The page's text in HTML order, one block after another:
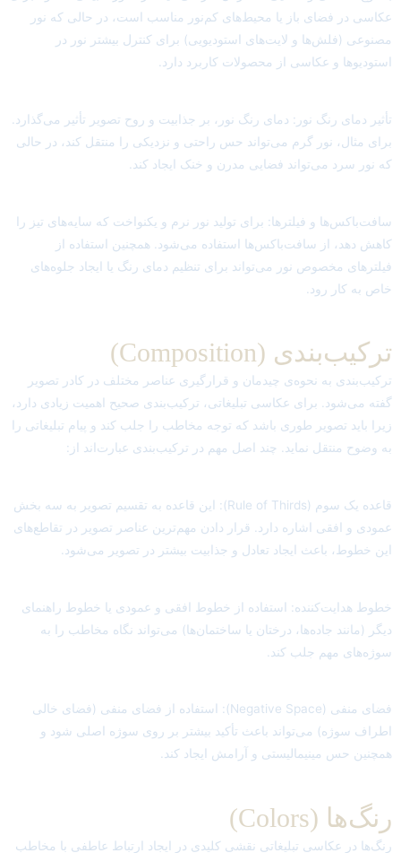
عکاسی در فضای باز یا محیط‌های کم‌نور مناسب است، در حالی که نور
مصنوعی (فلش‌ها و لایت‌های استودیویی) برای کنترل بیشتر نور در
استودیوها و عکاسی از محصولات کاربرد دارد.
تأثیر دمای رنگ نور: دمای رنگ نور، بر جذابیت و روح تصویر تأثیر می‌گذارد.
برای مثال، نور گرم می‌تواند حس راحتی و نزدیکی را منتقل کند، در حالی
که نور سرد می‌تواند فضایی مدرن و خنک ایجاد کند.
سافت‌باکس‌ها و فیلترها: برای تولید نور نرم و یکنواخت که سایه‌های تیز را
کاهش دهد، از سافت‌باکس‌ها استفاده می‌شود. همچنین استفاده از
فیلترهای مخصوص نور می‌تواند برای تنظیم دمای رنگ یا ایجاد جلوه‌های
خاص به کار رود.
ترکیب‌بندی (Composition)
ترکیب‌بندی به نحوه‌ی چیدمان و قرارگیری عناصر مختلف در کادر تصویر
گفته می‌شود. برای عکاسی تبلیغاتی، ترکیب‌بندی صحیح اهمیت زیادی دارد،
زیرا باید تصویر طوری باشد که توجه مخاطب را جلب کند و پیام تبلیغاتی را
به وضوح منتقل نماید. چند اصل مهم در ترکیب‌بندی عبارت‌اند از:
قاعده یک سوم (Rule of Thirds): این قاعده به تقسیم تصویر به سه بخش
عمودی و افقی اشاره دارد. قرار دادن مهم‌ترین عناصر تصویر در تقاطع‌های
این خطوط، باعث ایجاد تعادل و جذابیت بیشتر در تصویر می‌شود.
خطوط هدایت‌کننده: استفاده از خطوط افقی و عمودی یا خطوط راهنمای
دیگر (مانند جاده‌ها، درختان یا ساختمان‌ها) می‌تواند نگاه مخاطب را به
سوژه‌های مهم جلب کند.
فضای منفی (Negative Space): استفاده از فضای منفی (فضای خالی
اطراف سوژه) می‌تواند باعث تأکید بیشتر بر روی سوژه اصلی شود و
همچنین حس مینیمالیستی و آرامش ایجاد کند.
رنگ‌ها (Colors)
رنگ‌ها در عکاسی تبلیغاتی نقشی کلیدی در ایجاد ارتباط عاطفی با مخاطب